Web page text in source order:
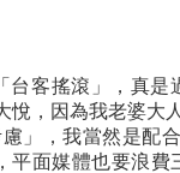
台客搖滾」，真
，因為我老婆大
」，我當然是配
面媒體也要浪費